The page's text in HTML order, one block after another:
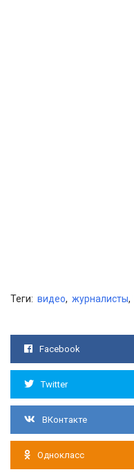
Теги: видео, журналисты,
Facebook
Twitter
ВКонтакте
Однокласс